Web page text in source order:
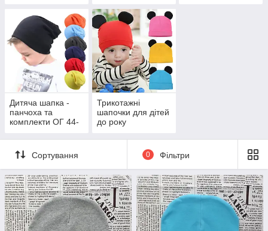
Дитяча шапка -
панчоха та
комплекти ОГ 44-
Трикотажні
шапочки для дітей
до року
Сортування 0 Фільтри